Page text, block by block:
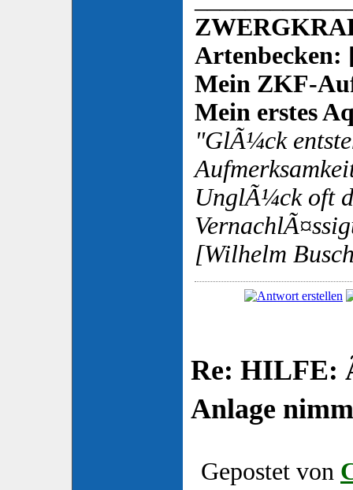
Artenbecken:
Mein ZKF-
Mein erstes
"GlÃ¼ck
UnglÃ¼ck oft
[Wilhelm
Re: HILFE:
Anlage
Gepostet von